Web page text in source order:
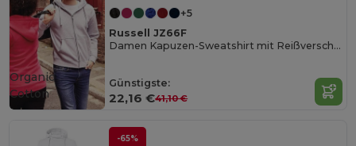
+5
Russell JZ66F
Damen Kapuzen-Sweatshirt mit Reißverschluss
Günstigste:
22,16 €41,10 €
Organic
Cotton
-65%